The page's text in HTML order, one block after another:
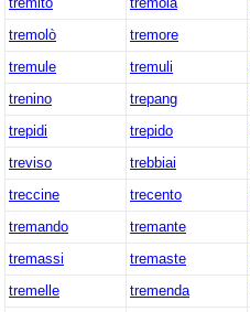
tremolò
tremore
tremule
tremuli
trenino
trepang
trepidi
trepido
treviso
trebbiai
treccine
trecento
tremando
tremante
tremassi
tremaste
tremelle
tremenda